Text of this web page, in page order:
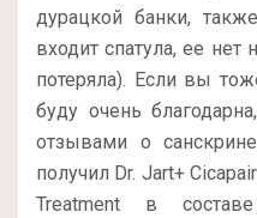
дурацкой банки,
входит спатула, ее нет
потеряла). Если вы
буду очень
отзывами о
получил Dr. Jart+
Treatment в